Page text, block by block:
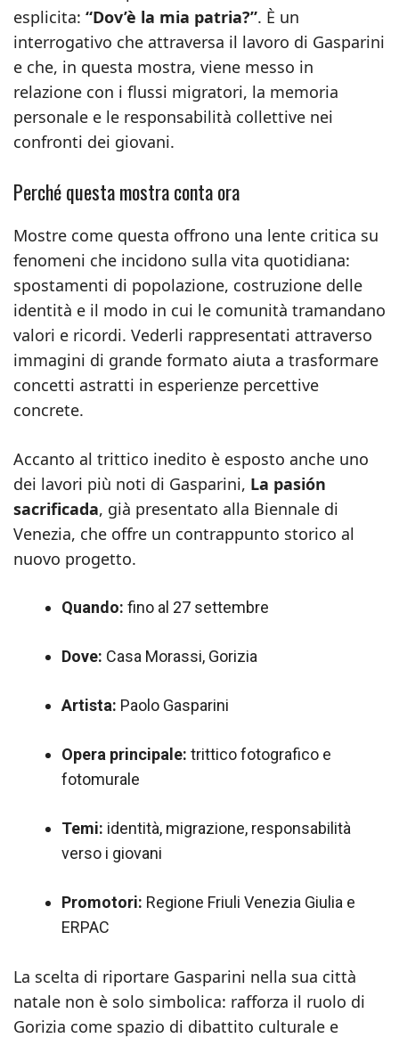
esplicita: “Dov’è la mia patria?”. È un
interrogativo che attraversa il lavoro di Gasparini
e che, in questa mostra, viene messo in
relazione con i flussi migratori, la memoria
personale e le responsabilità collettive nei
confronti dei giovani.
Perché questa mostra conta ora
Mostre come questa offrono una lente critica su
fenomeni che incidono sulla vita quotidiana:
spostamenti di popolazione, costruzione delle
identità e il modo in cui le comunità tramandano
valori e ricordi. Vederli rappresentati attraverso
immagini di grande formato aiuta a trasformare
concetti astratti in esperienze percettive
concrete.
Accanto al trittico inedito è esposto anche uno
dei lavori più noti di Gasparini, La pasión
sacrificada, già presentato alla Biennale di
Venezia, che offre un contrappunto storico al
nuovo progetto.
Quando: fino al 27 settembre
Dove: Casa Morassi, Gorizia
Artista: Paolo Gasparini
Opera principale: trittico fotografico e
fotomurale
Temi: identità, migrazione, responsabilità
verso i giovani
Promotori: Regione Friuli Venezia Giulia e
ERPAC
La scelta di riportare Gasparini nella sua città
natale non è solo simbolica: rafforza il ruolo di
Gorizia come spazio di dibattito culturale e